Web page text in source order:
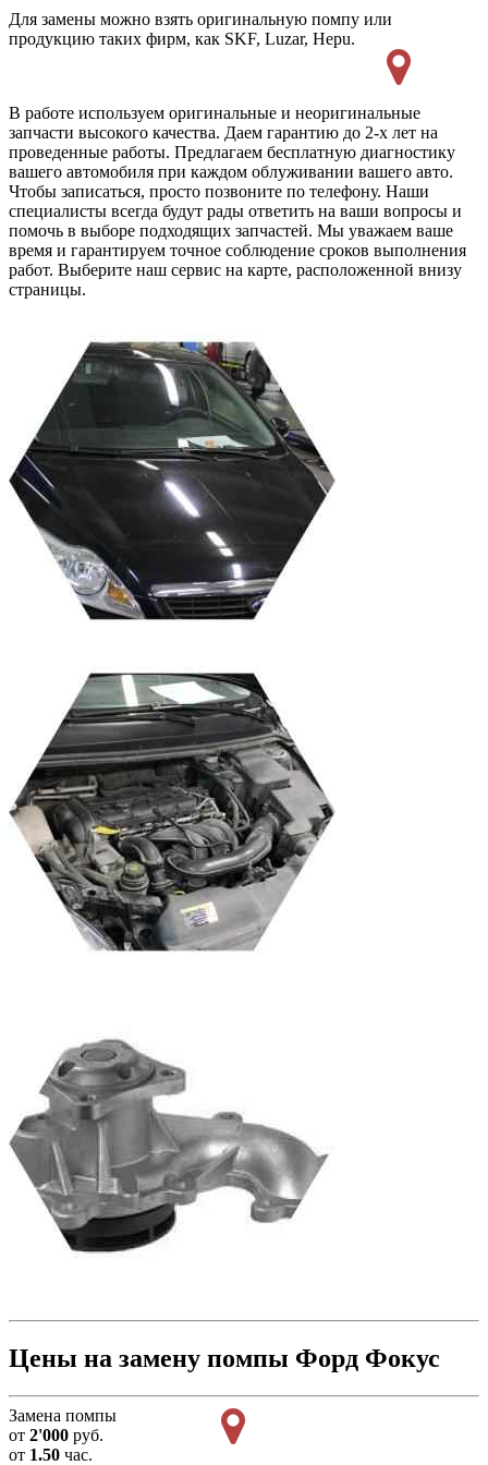
Для замены можно взять оригинальную помпу или
продукцию таких фирм, как SKF, Luzar, Hepu.
В работе используем оригинальные и неоригинальные
запчасти высокого качества. Даем гарантию до 2-х лет на
проведенные работы. Предлагаем бесплатную диагностику
вашего автомобиля при каждом облуживании вашего авто.
Чтобы записаться, просто позвоните по телефону. Наши
специалисты всегда будут рады ответить на ваши вопросы и
помочь в выборе подходящих запчастей. Мы уважаем ваше
время и гарантируем точное соблюдение сроков выполнения
работ. Выберите наш сервис на карте, расположенной внизу
страницы.
Цены на замену помпы Форд Фокус
Замена помпы
от 2'000 руб.
от 1.50 час.